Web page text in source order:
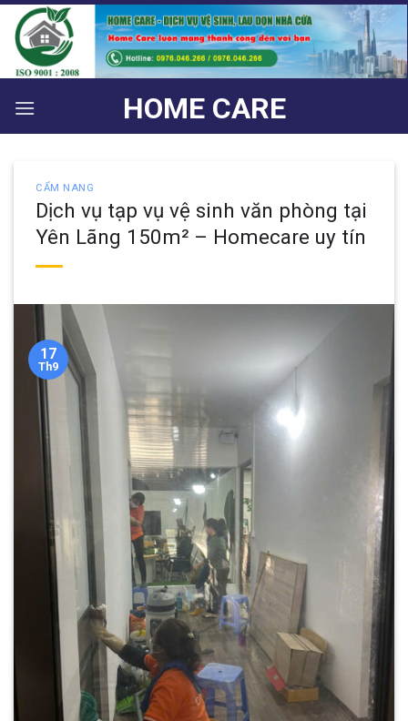
Bỏ
qua
nội
dung
HOME CARE
CẨM NANG
Dịch vụ tạp vụ vệ sinh văn phòng tại
Yên Lãng 150m² – Homecare uy tín
17
Th9